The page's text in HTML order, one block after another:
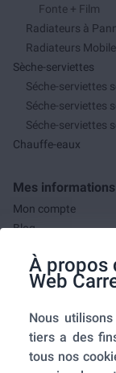
À propos
Web
Nous
tiers a des
tous nos
Fonte + Film
Radiateurs à
Radiateurs
Sèche-serviettes
Séche-serviettes
Séche-serviettes
Séche-serviettes
Chauffe-eaux
Mes informations
Mon compte
Blog
Mes commandes
A propos de nous
A propos
Mentions légales
Conditions